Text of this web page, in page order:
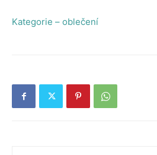
Kategorie – oblečení